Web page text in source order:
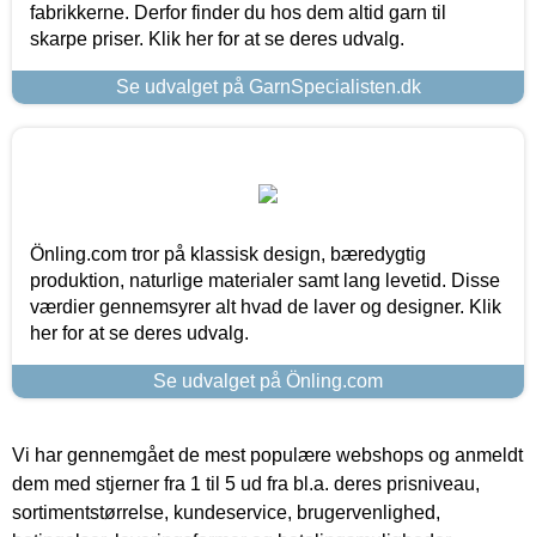
fabrikkerne. Derfor finder du hos dem altid garn til
skarpe priser. Klik her for at se deres udvalg.
Se udvalget på GarnSpecialisten.dk
Önling.com tror på klassisk design, bæredygtig
produktion, naturlige materialer samt lang levetid. Disse
værdier gennemsyrer alt hvad de laver og designer. Klik
her for at se deres udvalg.
Se udvalget på Önling.com
Vi har gennemgået de mest populære webshops og anmeldt
dem med stjerner fra 1 til 5 ud fra bl.a. deres prisniveau,
sortimentstørrelse, kundeservice, brugervenlighed,